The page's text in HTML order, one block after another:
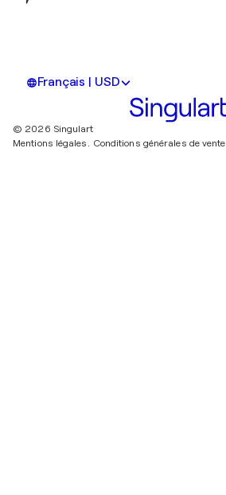
Français | USD
© 2026 Singulart
Mentions légales. Conditions générales de vente